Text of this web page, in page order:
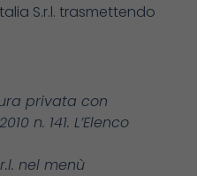
S.r.l. trasmettendo
privata con
n. 141. L’Elenco
nel menù